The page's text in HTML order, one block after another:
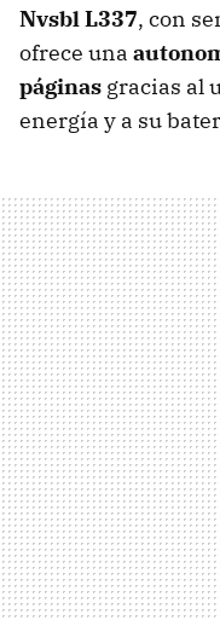
Nvsbl L337, con
ofrece una
páginas gracias al
energía y a su